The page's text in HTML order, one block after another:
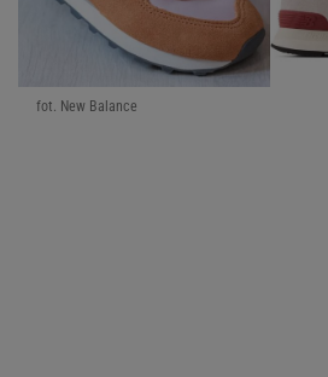
fot. New Balance